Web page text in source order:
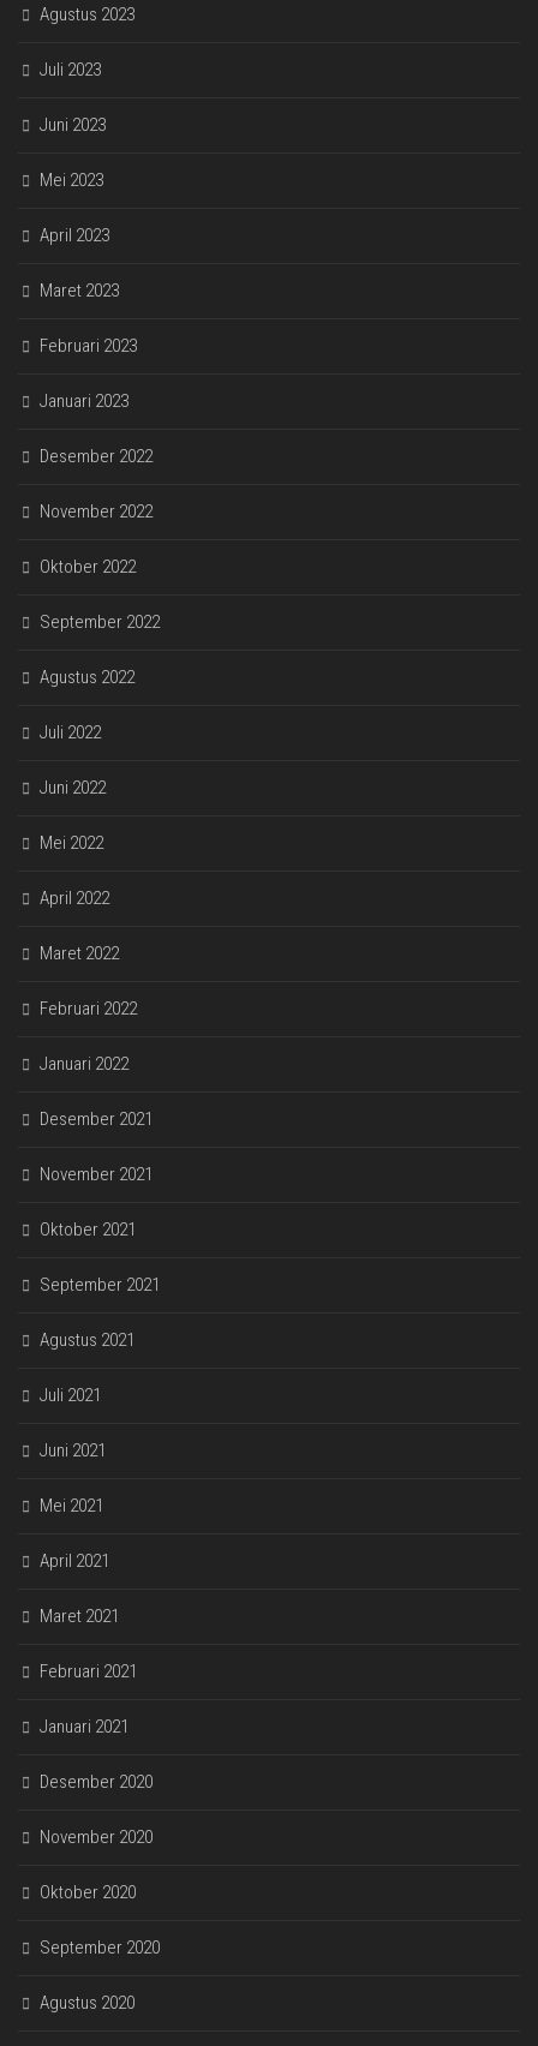
Agustus 2023
Juli 2023
Juni 2023
Mei 2023
April 2023
Maret 2023
Februari 2023
Januari 2023
Desember 2022
November 2022
Oktober 2022
September 2022
Agustus 2022
Juli 2022
Juni 2022
Mei 2022
April 2022
Maret 2022
Februari 2022
Januari 2022
Desember 2021
November 2021
Oktober 2021
September 2021
Agustus 2021
Juli 2021
Juni 2021
Mei 2021
April 2021
Maret 2021
Februari 2021
Januari 2021
Desember 2020
November 2020
Oktober 2020
September 2020
Agustus 2020